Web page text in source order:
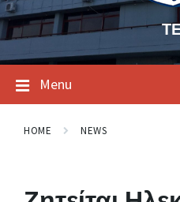
Menu
HOME NEWS